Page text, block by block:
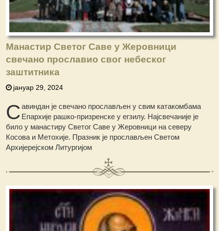
Манастир Светог Саве у Жеровници
свечано прославио свог небеског
заштитника
јануар 29, 2024
Савиндан је свечано прослављен у свим катакомбама
Епархије рашко-призренске у егзилу. Најсвечаније је
било у манастиру Светог Саве у Жеровници на северу
Косова и Метохије. Празник је прослављен Светом
Архијерејском Литургијом